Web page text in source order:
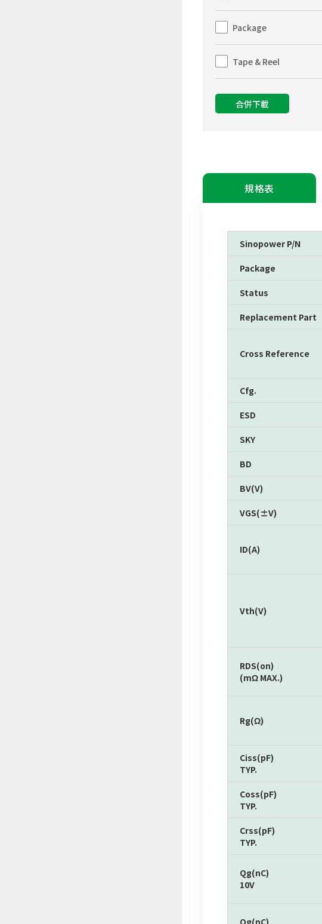
Package
Tape & Reel
合併下載
規格表
Sinopower P/N
Package
Status
Replacement Part
Cross Reference
Cfg.
ESD
SKY
BD
BV(V)
VGS(±V)
ID(A)
Vth(V)
RDS(on)
(mΩ MAX.)
Rg(Ω)
Ciss(pF)
TYP.
Coss(pF)
TYP.
Crss(pF)
TYP.
Qg(nC)
10V
Qg(nC)